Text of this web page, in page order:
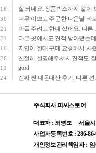
아들 주려
good
진짜 찐 내돈내산 후기. 다른 견적사이트 유
주식회사 피씨스토어
대표자 : 최영모 서울시
사업자등록번호 : 286-
개인정보관리책임자 :